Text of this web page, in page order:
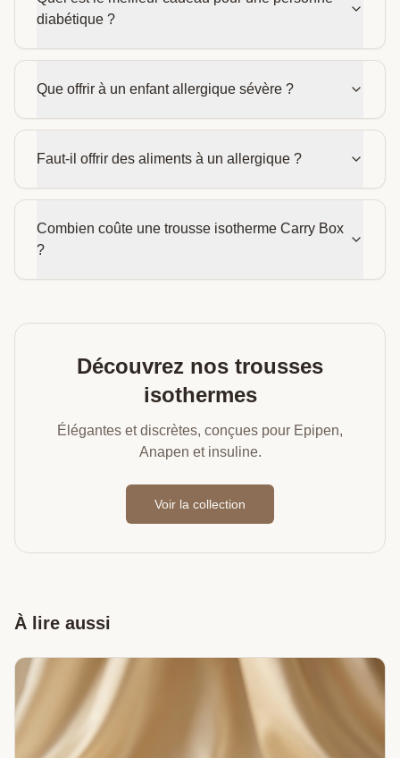
diabétique ?
Que offrir à un enfant allergique sévère ?
Faut-il offrir des aliments à un allergique ?
Combien coûte une trousse isotherme Carry Box
?
Découvrez nos trousses
isothermes
Élégantes et discrètes, conçues pour Epipen,
Anapen et insuline.
Voir la collection
À lire aussi